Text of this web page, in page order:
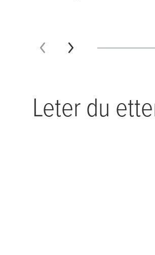
Leter du